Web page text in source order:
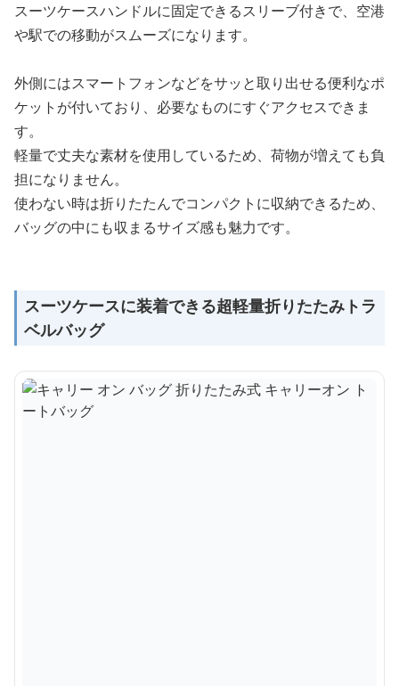
スーツケースハンドルに固定できるスリーブ付きで、空港
や駅での移動がスムーズになります。
外側にはスマートフォンなどをサッと取り出せる便利なポ
ケットが付いており、必要なものにすぐアクセスできま
す。
軽量で丈夫な素材を使用しているため、荷物が増えても負
担になりません。
使わない時は折りたたんでコンパクトに収納できるため、
バッグの中にも収まるサイズ感も魅力です。
スーツケースに装着できる超軽量折りたたみトラ
ベルバッグ